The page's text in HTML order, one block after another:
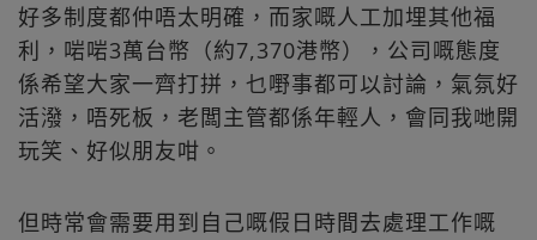
好多制度都仲唔太明確，而家嘅人工加埋其他福
利，啱啱3萬台幣（約7,370港幣），公司嘅態度
係希望大家一齊打拼，乜嘢事都可以討論，氣氛好
活潑，唔死板，老闆主管都係年輕人，會同我哋開
玩笑、好似朋友咁。
但時常會需要用到自己嘅假日時間去處理工作嘅